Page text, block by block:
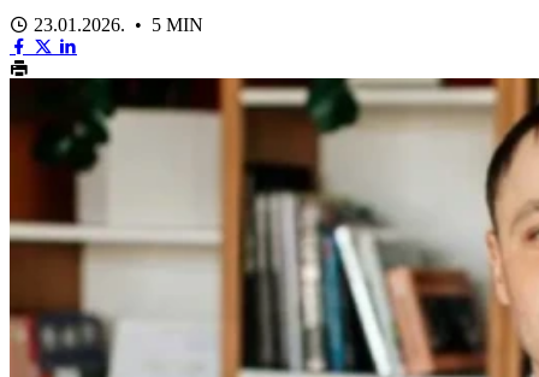
23.01.2026. • 5 MIN